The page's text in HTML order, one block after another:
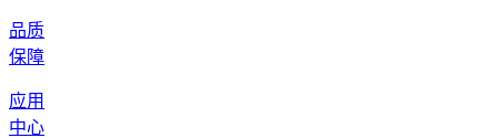
品质
保障
应用
中心